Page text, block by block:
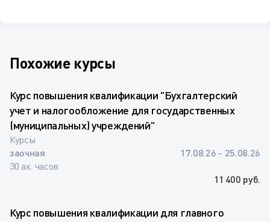
Похожие курсы
Курс повышения квалификации "Бухгалтерский
учет и налогообложение для государственных
(муниципальных) учреждений"
Курсы
заочная
30 ак. часов
17.08.26 - 25.08.26
11 400 руб.
Курс повышения квалификации для главного